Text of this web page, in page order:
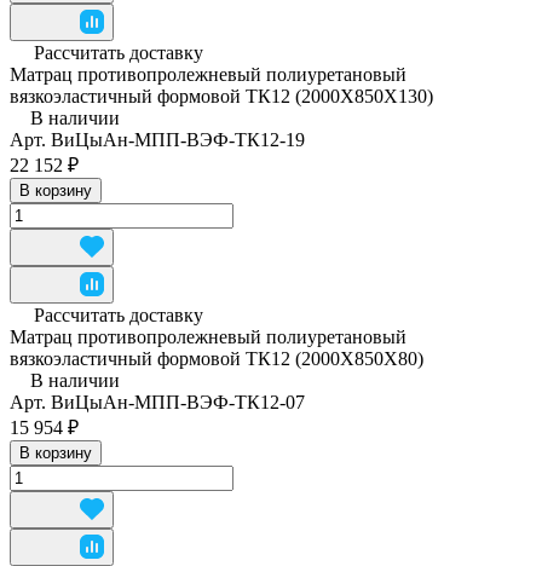
Рассчитать доставку
Матрац противопролежневый полиуретановый
вязкоэластичный формовой ТК12 (2000Х850Х130)
В наличии
Арт. ВиЦыАн-МПП-ВЭФ-ТК12-19
22 152 ₽
В корзину
Рассчитать доставку
Матрац противопролежневый полиуретановый
вязкоэластичный формовой ТК12 (2000Х850Х80)
В наличии
Арт. ВиЦыАн-МПП-ВЭФ-ТК12-07
15 954 ₽
В корзину